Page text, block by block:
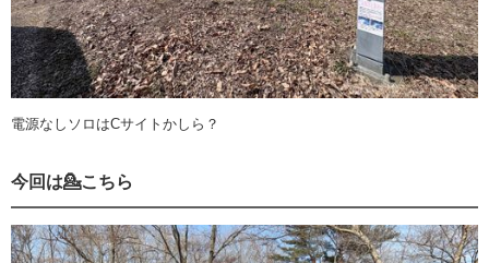
電源なしソロはCサイトかしら？
今回は💁こちら